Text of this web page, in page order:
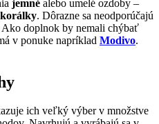
jemné alebo umelé ozdoby –
korálky. Dôrazne sa neodporúčajú
doplnok by nemali chýbať
v ponuke napríklad Modivo.
ich veľký výber v množstve